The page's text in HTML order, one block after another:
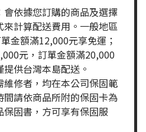
會依據您訂購的商品及選擇
來計算配送費用。一般地區
金額滿12,000元享免運；
元，訂單金額滿20,000
供台灣本島配送。
維修者，均在本公司保固範
間請依商品所附的保固卡為
固書，方可享有保固服